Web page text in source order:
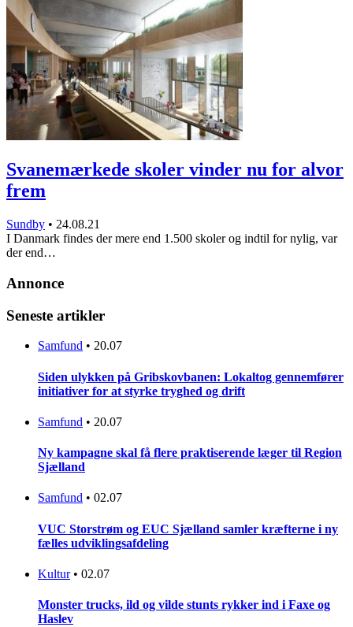
Svanemærkede skoler vinder nu for alvor
frem
Sundby • 24.08.21
I Danmark findes der mere end 1.500 skoler og indtil for nylig, var
der end…
Annonce
Seneste artikler
Samfund • 20.07
Siden ulykken på Gribskovbanen: Lokaltog gennemfører
initiativer for at styrke tryghed og drift
Samfund • 20.07
Ny kampagne skal få flere praktiserende læger til Region
Sjælland
Samfund • 02.07
VUC Storstrøm og EUC Sjælland samler kræfterne i ny
fælles udviklingsafdeling
Kultur • 02.07
Monster trucks, ild og vilde stunts rykker ind i Faxe og
Haslev